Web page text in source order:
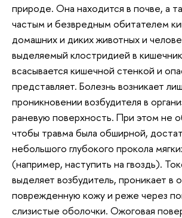
природе. Она находится в почве, а
частым и безвредным обитателем
домашних и диких животных и
выделяемый клостридией в
всасывается кишечной стенкой и
представляет. Болезнь возникает
проникновении возбудителя в
раневую поверхность. При этом не
чтобы травма была обширной,
небольшого глубокого прокола
(например, наступить на гвоздь).
выделяет возбудитель, проникает в
поврежденную кожу и реже через
слизистые оболочки. Ожоговая